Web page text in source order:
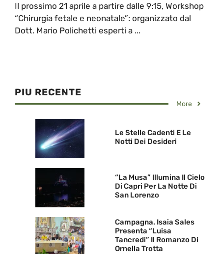
Il prossimo 21 aprile a partire dalle 9:15, Workshop
“Chirurgia fetale e neonatale”: organizzato dal
Dott. Mario Polichetti esperti a ...
PIU RECENTE
More
Le Stelle Cadenti E Le
Notti Dei Desideri
“La Musa” Illumina Il Cielo
Di Capri Per La Notte Di
San Lorenzo
Campagna. Isaia Sales
Presenta “Luisa
Tancredi” Il Romanzo Di
Ornella Trotta